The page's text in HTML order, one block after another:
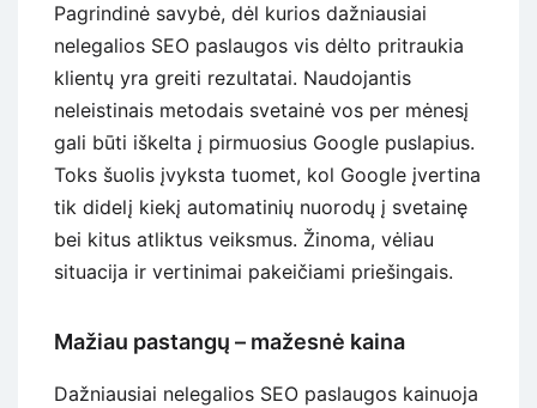
Pagrindinė savybė, dėl kurios dažniausiai
nelegalios SEO paslaugos vis dėlto pritraukia
klientų yra greiti rezultatai. Naudojantis
neleistinais metodais svetainė vos per mėnesį
gali būti iškelta į pirmuosius Google puslapius.
Toks šuolis įvyksta tuomet, kol Google įvertina
tik didelį kiekį automatinių nuorodų į svetainę
bei kitus atliktus veiksmus. Žinoma, vėliau
situacija ir vertinimai pakeičiami priešingais.
Mažiau pastangų – mažesnė kaina
Dažniausiai nelegalios SEO paslaugos kainuoja